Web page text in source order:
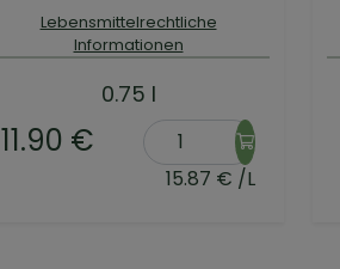
Lebensmittelrechtliche
Informationen
0.75 l
11.90 €
15.87 € /L